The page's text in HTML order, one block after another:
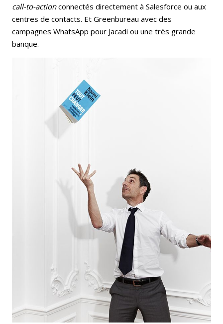
call-to-actionconnectés directement à Salesforce ou aux
centres de contacts. Et Greenbureau avec des
campagnes WhatsApp pour Jacadi ou une très grande
banque.